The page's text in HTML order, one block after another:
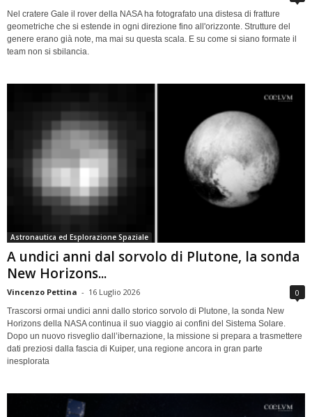
Nel cratere Gale il rover della NASA ha fotografato una distesa di fratture
geometriche che si estende in ogni direzione fino all'orizzonte. Strutture del
genere erano già note, ma mai su questa scala. E su come si siano formate il
team non si sbilancia.
Astronautica ed Esplorazione Spaziale
A undici anni dal sorvolo di Plutone, la sonda
New Horizons...
Vincenzo Pettina - 16 Luglio 2026 0
Trascorsi ormai undici anni dallo storico sorvolo di Plutone, la sonda New
Horizons della NASA continua il suo viaggio ai confini del Sistema Solare.
Dopo un nuovo risveglio dall’ibernazione, la missione si prepara a trasmettere
dati preziosi dalla fascia di Kuiper, una regione ancora in gran parte
inesplorata